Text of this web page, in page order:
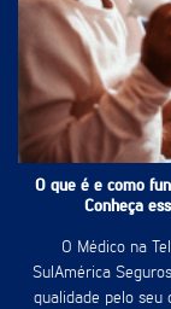
O que é e como
Conheça
O Médico na
SulAmérica
qualidade pelo seu